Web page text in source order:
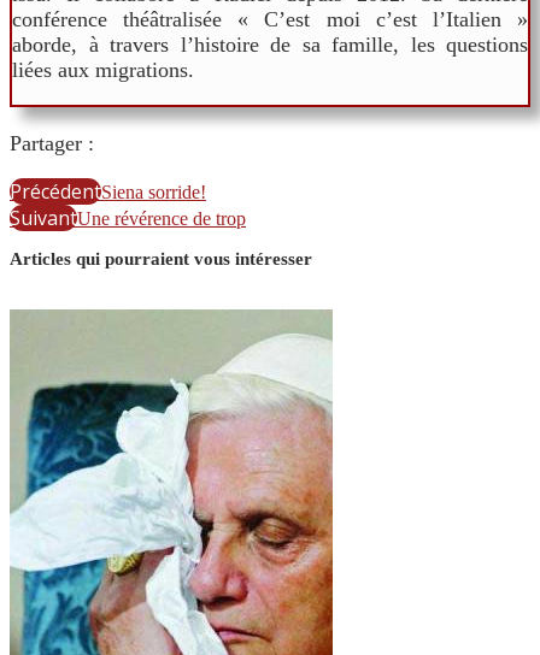
conférence théâtralisée « C’est moi c’est l’Italien »
aborde, à travers l’histoire de sa famille, les questions
liées aux migrations.
Partager :
PrécédentSiena sorride!
SuivantUne révérence de trop
Articles qui pourraient vous intéresser